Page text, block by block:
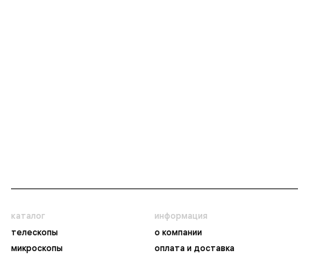
каталог
телескопы
микроскопы
информация
о компании
оплата и доставка